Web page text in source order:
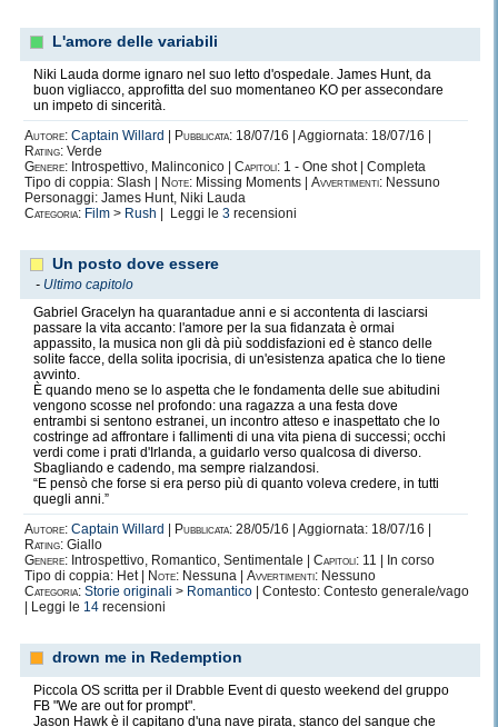
L'amore delle variabili
Niki Lauda dorme ignaro nel suo letto d'ospedale. James Hunt, da
buon vigliacco, approfitta del suo momentaneo KO per assecondare
un impeto di sincerità.
Autore: Captain Willard Pubblicata: 18/07/16 | Aggiornata: 18/07/16 |
Rating: Verde
Genere: Introspettivo, Malinconico | Capitoli: 1 - One shot | Completa
Tipo di coppia: Slash |
Note: Missing Moments | Avvertimenti: Nessuno
Personaggi: James Hunt, Niki Lauda
Categoria: Film > Rush | Leggi le 3 recensioni
Un posto dove essere
- Ultimo capitolo
Gabriel Gracelyn ha quarantadue anni e si accontenta di lasciarsi
passare la vita accanto: l'amore per la sua fidanzata è ormai
appassito, la musica non gli dà più soddisfazioni ed è stanco delle
solite facce, della solita ipocrisia, di un'esistenza apatica che lo tiene
avvinto.
È quando meno se lo aspetta che le fondamenta delle sue abitudini
vengono scosse nel profondo: una ragazza a una festa dove
entrambi si sentono estranei, un incontro atteso e inaspettato che lo
costringe ad affrontare i fallimenti di una vita piena di successi; occhi
verdi come i prati d'Irlanda, a guidarlo verso qualcosa di diverso.
Sbagliando e cadendo, ma sempre rialzandosi.
“E pensò che forse si era perso più di quanto voleva credere, in tutti
quegli anni.”
Autore: Captain Willard Pubblicata: 28/05/16 | Aggiornata: 18/07/16 |
Rating: Giallo
Genere: Introspettivo, Romantico, Sentimentale | Capitoli: 11 | In corso
Tipo di coppia: Het |
Note: Nessuna | Avvertimenti: Nessuno
Categoria: Storie originali > Romantico | Contesto: Contesto generale/vago
| Leggi le 14 recensioni
drown me in Redemption
Piccola OS scritta per il Drabble Event di questo weekend del gruppo
FB "We are out for prompt".
Jason Hawk è il capitano d'una nave pirata, stanco del sangue che